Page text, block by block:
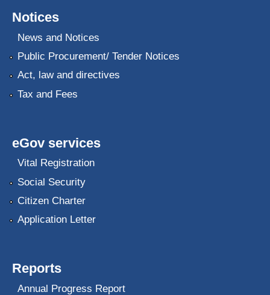
Notices
News and Notices
Public Procurement/ Tender Notices
Act, law and directives
Tax and Fees
eGov services
Vital Registration
Social Security
Citizen Charter
Application Letter
Reports
Annual Progress Report